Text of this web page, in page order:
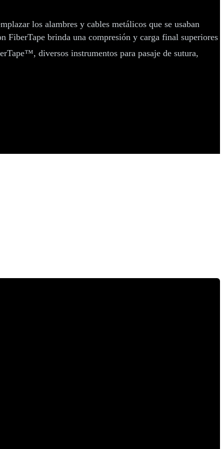
los alambres y cables metálicos que se usaban
brinda una compresión y carga final superiores
diversos instrumentos para pasaje de sutura,